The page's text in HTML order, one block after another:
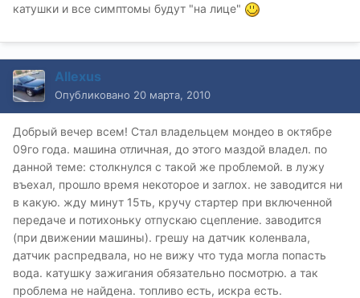
катушки и все симптомы будут "на лице"
Allexus
Опубликовано 20 марта, 2010
Добрый вечер всем! Стал владельцем мондео в октябре
09го года. машина отличная, до этого маздой владел. по
данной теме: столкнулся с такой же проблемой. в лужу
въехал, прошло время некоторое и заглох. не заводится ни
в какую. жду минут 15ть, кручу стартер при включенной
передаче и потихоньку отпускаю сцепление. заводится
(при движении машины). грешу на датчик коленвала,
датчик распредвала, но не вижу что туда могла попасть
вода. катушку зажигания обязательно посмотрю. а так
проблема не найдена. топливо есть, искра есть.